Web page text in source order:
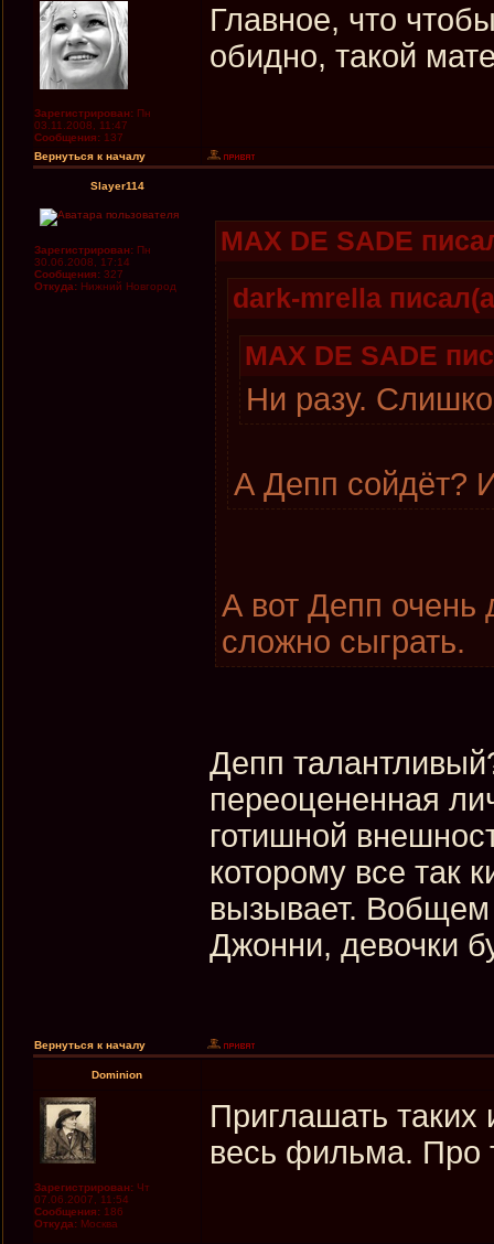
Зарегистрирован: Пн
03.11.2008, 11:47
Сообщения: 137
Главное, что
обидно, такой
Вернуться к началу
Slayer114
Зарегистрирован: Пн
30.06.2008, 17:14
Сообщения: 327
Откуда: Нижний Новгород
MAX DE SADE
dark-mrella
MAX DE SADE
Ни разу.
А Депп
А вот Депп очень
сложно сыграть.
Депп
переоцененная
готишной
которому все так
вызывает. Вобщем
Джонни, девочки
Вернуться к началу
Dominion
Зарегистрирован: Чт
07.06.2007, 11:54
Сообщения: 186
Откуда: Москва
Приглашать таких
весь фильма. Про